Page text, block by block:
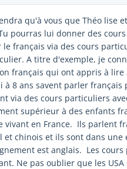
qu'à vous que Théo lise
pourras lui donner des
le français via des cours
A titre d'exemple, je
français qui ont appris à lire
à 8 ans savent parler
via des cours particuliers
supérieur à des enfants
vivant en France. Ils parlent
et chinois et ils sont dans une
est anglais. Les
Ne pas oublier que les USA